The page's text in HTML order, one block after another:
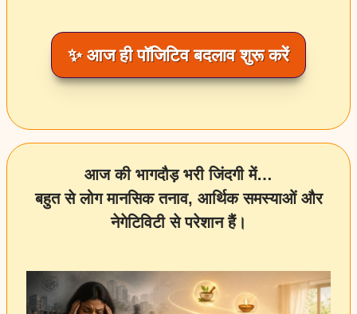
✨ आज ही पॉजिटिव बदलाव शुरू करें
आज की भागदौड़ भरी जिंदगी में…
बहुत से लोग मानसिक तनाव, आर्थिक समस्याओं और
नेगेटिविटी से परेशान हैं।